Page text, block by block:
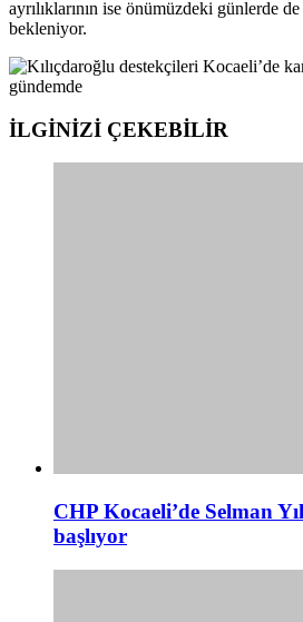
ayrılıklarının ise önümüzdeki günlerde
bekleniyor.
İLGİNİZİ ÇEKEBİLİR
CHP Kocaeli’de Selman
başlıyor